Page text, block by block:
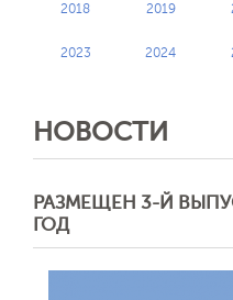
2018 2019
2023 2024
НОВОСТИ
РАЗМЕЩЕН 3-Й
ГОД